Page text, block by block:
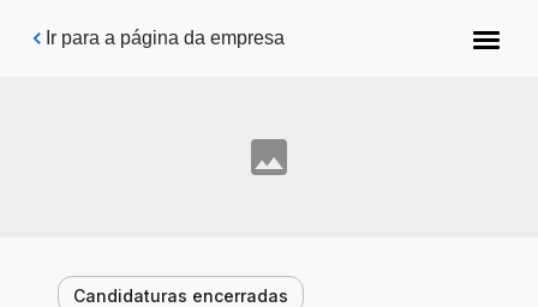
Pular para o conteúdo principal
Ir para a página da empresa
Candidaturas encerradas